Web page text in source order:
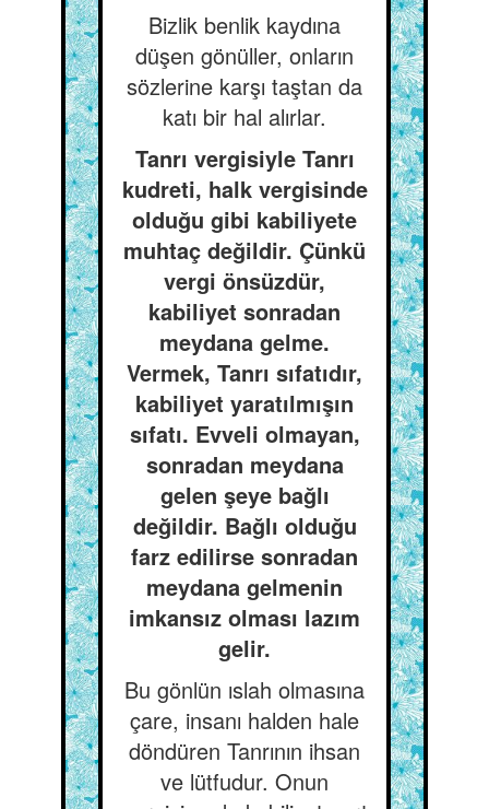
Bizlik benlik kaydına
düşen gönüller, onların
sözlerine karşı taştan da
katı bir hal alırlar.
Tanrı vergisiyle Tanrı
kudreti, halk vergisinde
olduğu gibi kabiliyete
muhtaç değildir. Çünkü
vergi önsüzdür,
kabiliyet sonradan
meydana gelme.
Vermek, Tanrı sıfatıdır,
kabiliyet yaratılmışın
sıfatı. Evveli olmayan,
sonradan meydana
gelen şeye bağlı
değildir. Bağlı olduğu
farz edilirse sonradan
meydana gelmenin
imkansız olması lazım
gelir.
Bu gönlün ıslah olmasına
çare, insanı halden hale
döndüren Tanrının ihsan
ve lütfudur. Onun